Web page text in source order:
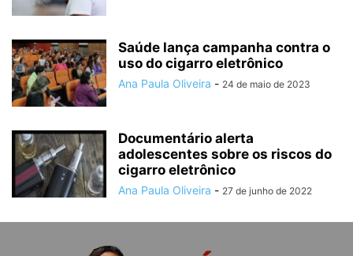
Saúde lança campanha contra o
uso do cigarro eletrônico
Ana Paula Oliveira - 24 de maio de 2023
Documentário alerta
adolescentes sobre os riscos do
cigarro eletrônico
Ana Paula Oliveira - 27 de junho de 2022